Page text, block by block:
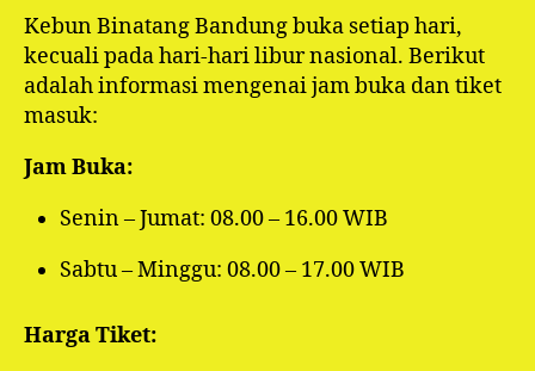
Kebun Binatang Bandung buka setiap hari,
kecuali pada hari-hari libur nasional. Berikut
adalah informasi mengenai jam buka dan tiket
masuk:
Jam Buka:
Senin – Jumat: 08.00 – 16.00 WIB
Sabtu – Minggu: 08.00 – 17.00 WIB
Harga Tiket: